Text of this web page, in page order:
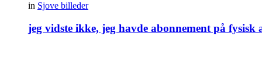
in Sjove billeder
jeg vidste ikke, jeg havde abonnement på fysisk